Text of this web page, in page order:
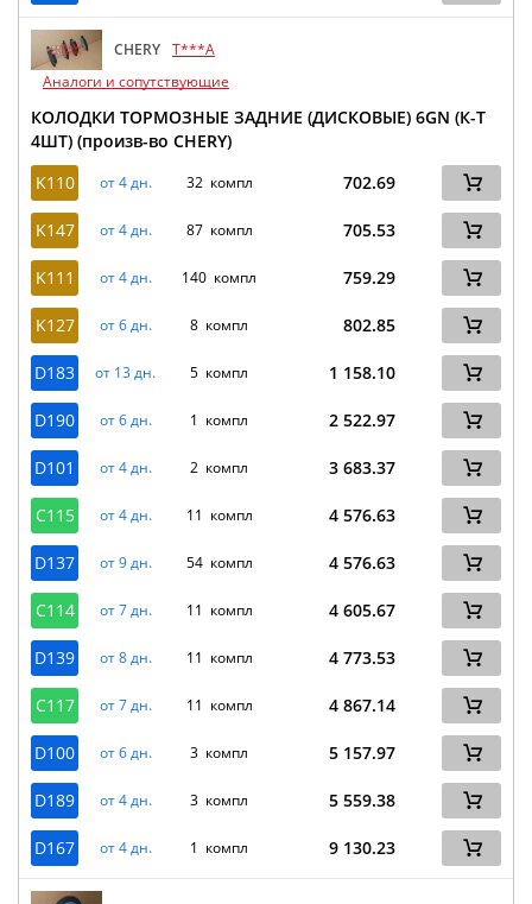
CHERY T***A
Аналоги и сопутствующие
КОЛОДКИ ТОРМОЗНЫЕ ЗАДНИЕ (ДИСКОВЫЕ) 6GN (К-Т
4ШТ) (произв-во CHERY)
K110
от 4 дн. 32 компл 702.69
K147 от 4 дн. 87 компл 705.53
K111 от 4 дн. 140 компл 759.29
K127 от 6 дн. 8 компл 802.85
D183 от 13 дн. 5 компл 1 158.10
D190 от 6 дн. 1 компл 2 522.97
D101 от 4 дн. 2 компл 3 683.37
C115 от 4 дн. 11 компл 4 576.63
D137 от 9 дн. 54 компл 4 576.63
C114 от 7 дн. 11 компл 4 605.67
D139 от 8 дн. 11 компл 4 773.53
C117 от 7 дн. 11 компл 4 867.14
D100 от 6 дн. 3 компл 5 157.97
D189 от 4 дн. 3 компл 5 559.38
D167 от 4 дн. 1 компл 9 130.23